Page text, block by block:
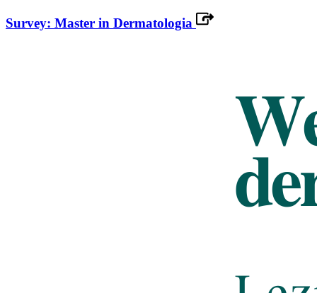
Survey: Master in Dermatologia